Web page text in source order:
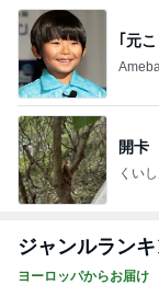
｢元
開卡
くい
ジャンルラン
ヨーロッパからお届け